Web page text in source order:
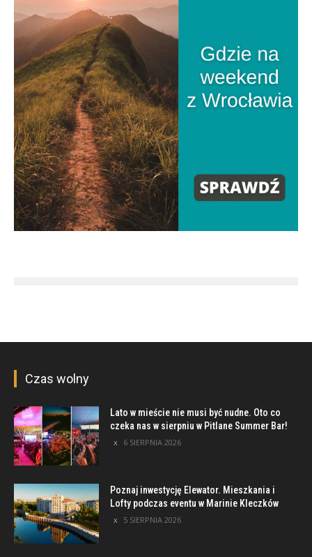
Czas wolny
Lato w mieście nie musi być nudne. Oto co
czeka nas w sierpniu w Pitlane Summer Bar!
6 SIERPNIA 2026
Poznaj inwestycję Elewator. Mieszkania i
Lofty podczas eventu w Marinie Kleczków
5 SIERPNIA 2026